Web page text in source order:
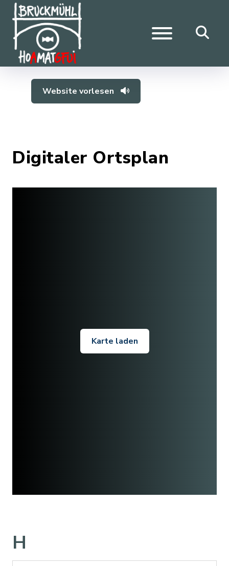
Website vorlesen
Digitaler Ortsplan
Karte laden
H